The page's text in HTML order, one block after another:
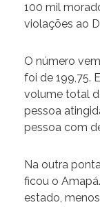
100 mil
violações ao
O número
foi de 199,75.
volume total
pessoa
pessoa com
Na outra
ficou o
estado,